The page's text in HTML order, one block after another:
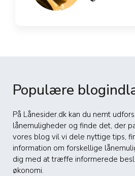
Populære
På Lånesider.dk kan du nemt
lånemuligheder og finde det, der
vores blog vil vi dele nyttige tips,
information om forskellige
dig med at træffe informerede
økonomi.